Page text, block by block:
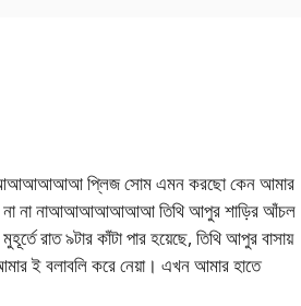
নাআআআআআআ প্লিজ সোম এমন করছো কেন আমার
না না নাআআআআআআআ তিথি আপুর শাড়ির আঁচল
রাত ৯টার কাঁটা পার হয়েছে, তিথি আপুর বাসায়
ই বলাবলি করে নেয়া। এখন আমার হাতে